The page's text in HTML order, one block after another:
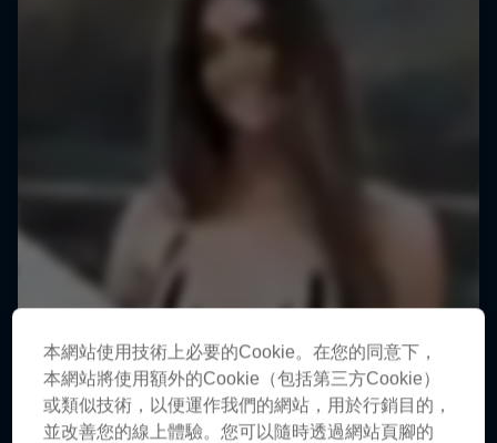
本網站使用技術上必要的Cookie。在您的同意下，
本網站將使用額外的Cookie（包括第三方Cookie）
或類似技術，以便運作我們的網站，用於行銷目的，
並改善您的線上體驗。您可以隨時透過網站頁腳的